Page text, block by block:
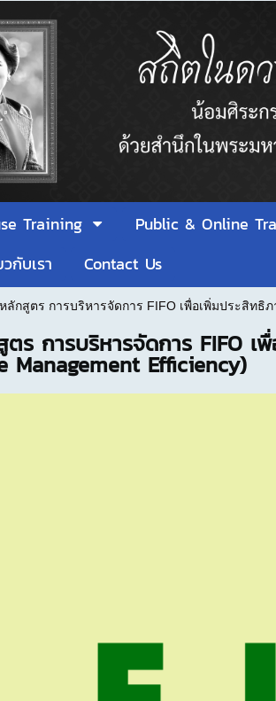
Training Public & Online
กับเรา Contact Us
ลักสูตร การบริหารจัดการ FIFO เพื่อเพิ่มประสิทธิ
ตร การบริหารจัดการ FIFO
Management Efficiency)